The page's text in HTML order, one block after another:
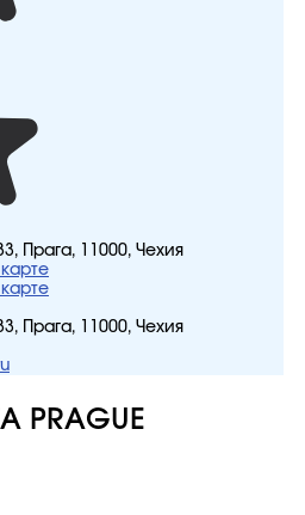
Прага, 11000, Чехия
Прага, 11000, Чехия
PRAGUE